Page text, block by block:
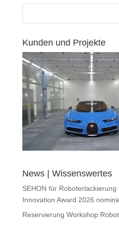
Kunden und Projekte
News | Wissenswertes
SEHON für
Innovation Award 2026
Reservierung Workshop